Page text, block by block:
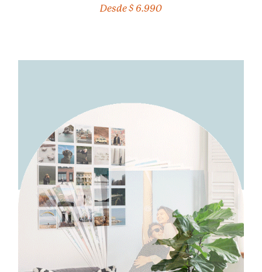
Desde $ 6.990